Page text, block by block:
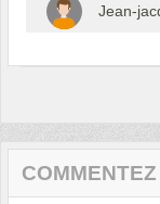
Jean-